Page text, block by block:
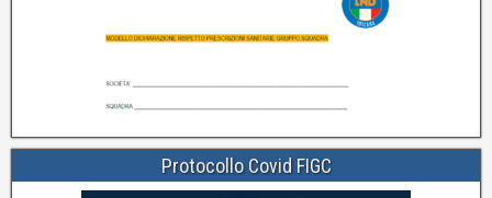
Protocollo Covid FIGC